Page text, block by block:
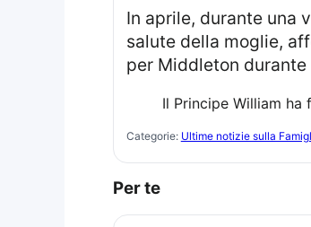
In aprile, durante una visita nel nord dell’Inghilterra, il Principe William ha fornito un aggiornamento positivo sulla
salute della moglie,
per Middleton
Il Principe William
Categorie: Ultime notizie sulla
Per te